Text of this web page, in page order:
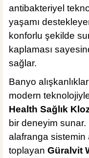
antibakteriyel
yaşamı
konforlu şekilde
kaplaması
sağlar.
Banyo
modern
Health Sağlık
bir deneyim
alafranga sistemin
toplayan Güralvit